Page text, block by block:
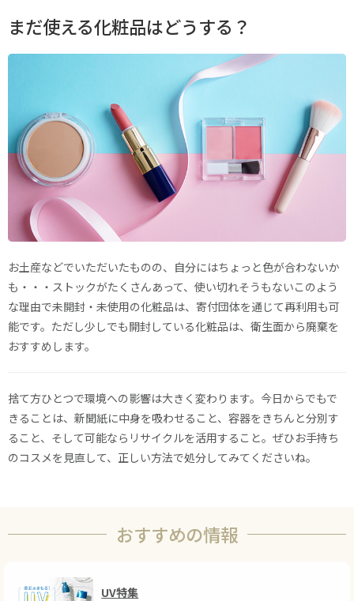
まだ使える化粧品はどうする？
お土産などでいただいたものの、自分にはちょっと色が合わないか
も・・・ストックがたくさんあって、使い切れそうもないこのよう
な理由で未開封・未使用の化粧品は、寄付団体を通じて再利用も可
能です。ただし少しでも開封している化粧品は、衛生面から廃棄を
おすすめします。
捨て方ひとつで環境への影響は大きく変わります。今日からでもで
きることは、新聞紙に中身を吸わせること、容器をきちんと分別す
ること、そして可能ならリサイクルを活用すること。ぜひお手持ち
のコスメを見直して、正しい方法で処分してみてくださいね。
おすすめの情報
UV特集